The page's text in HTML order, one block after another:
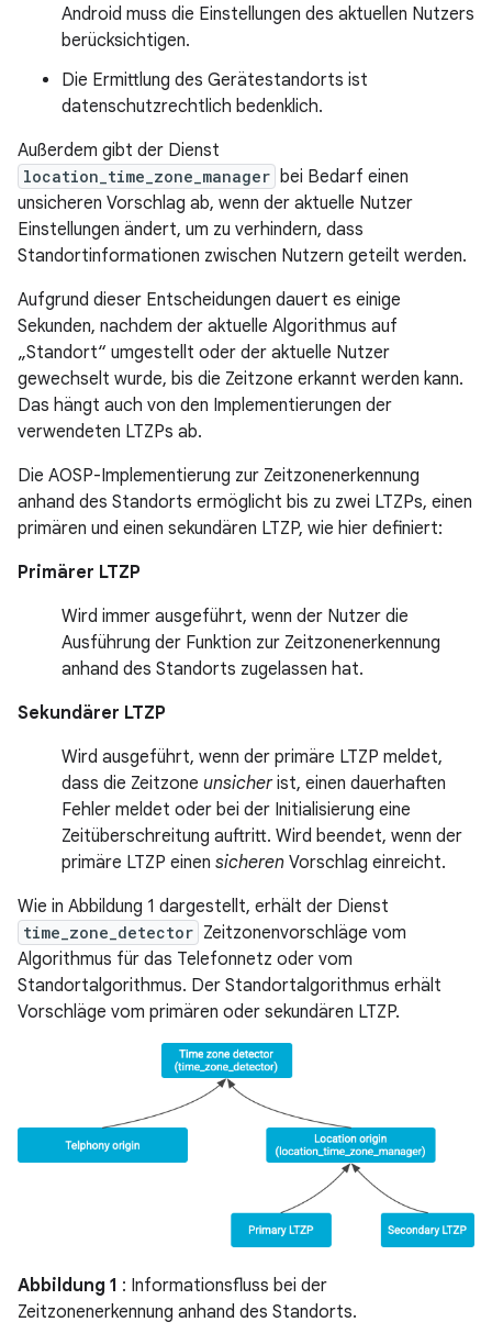
Android muss die Einstellungen des aktuellen Nutzers
berücksichtigen.
Die Ermittlung des Gerätestandorts ist
datenschutzrechtlich bedenklich.
Außerdem gibt der Dienst
location_time_zone_manager bei Bedarf einen
unsicheren Vorschlag ab, wenn der aktuelle Nutzer
Einstellungen ändert, um zu verhindern, dass
Standortinformationen zwischen Nutzern geteilt werden.
Aufgrund dieser Entscheidungen dauert es einige
Sekunden, nachdem der aktuelle Algorithmus auf
„Standort“ umgestellt oder der aktuelle Nutzer
gewechselt wurde, bis die Zeitzone erkannt werden kann.
Das hängt auch von den Implementierungen der
verwendeten LTZPs ab.
Die AOSP-Implementierung zur Zeitzonenerkennung
anhand des Standorts ermöglicht bis zu zwei LTZPs, einen
primären und einen sekundären LTZP, wie hier definiert:
Primärer LTZP
Wird immer ausgeführt, wenn der Nutzer die
Ausführung der Funktion zur Zeitzonenerkennung
anhand des Standorts zugelassen hat.
Sekundärer LTZP
Wird ausgeführt, wenn der primäre LTZP meldet,
dass die Zeitzone unsicherist, einen dauerhaften
Fehler meldet oder bei der Initialisierung eine
Zeitüberschreitung auftritt. Wird beendet, wenn der
primäre LTZP einen sicheren Vorschlag einreicht.
Wie in Abbildung 1 dargestellt, erhält der Dienst
time_zone_detector Zeitzonenvorschläge vom
Algorithmus für das Telefonnetz oder vom
Standortalgorithmus. Der Standortalgorithmus erhält
Vorschläge vom primären oder sekundären LTZP.
Abbildung 1 : Informationsfluss bei der
Zeitzonenerkennung anhand des Standorts.